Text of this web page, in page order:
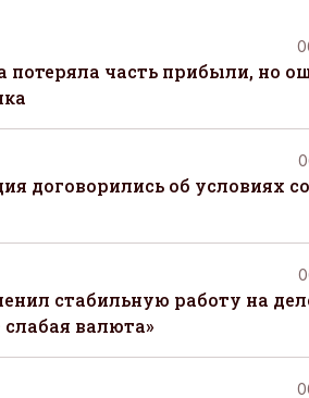
потеряла часть прибыли, но
договорились об условиях
стабильную работу на
слабая валюта»